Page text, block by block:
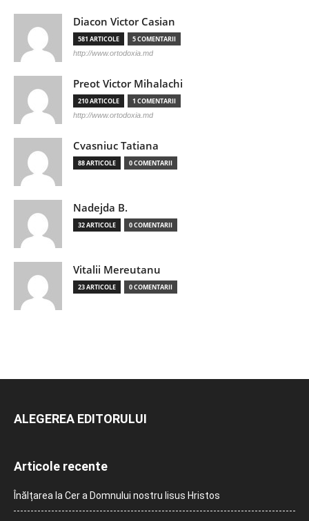
Diacon Victor Casian
581 ARTICOLE 5 COMENTARII
http://www.ortodoxia.md
Preot Victor Mihalachi
210 ARTICOLE 1 COMENTARII
http://www.ortodoxia.md
Cvasniuc Tatiana
88 ARTICOLE 0 COMENTARII
Nadejda B.
32 ARTICOLE 0 COMENTARII
Vitalii Mereutanu
23 ARTICOLE 0 COMENTARII
ALEGEREA EDITORULUI
Articole recente
Înălțarea la Cer a Domnului nostru Iisus Hristos